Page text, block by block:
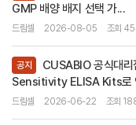
GMP 배양 배지 선택 가...
드림셀 2026-08-05 조회 45
공지
CUSABIO 공식대
Sensitivity ELISA Kits로
드림셀 2026-06-22 조회